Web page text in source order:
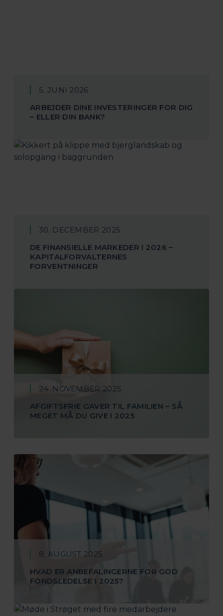
5. JUNI 2026
ARBEJDER DINE INVESTERINGER FOR DIG
– ELLER DIN BANK?
30. DECEMBER 2025
DE FINANSIELLE MARKEDER I 2026 –
KAPITALFORVALTERNES
FORVENTNINGER
24. NOVEMBER 2025
AFGIFTSFRIE GAVER TIL FAMILIEN – SÅ
MEGET MÅ DU GIVE I 2025
8. AUGUST 2025
HVAD ER ANBEFALINGERNE FOR GOD
FONDSLEDELSE I 2025?